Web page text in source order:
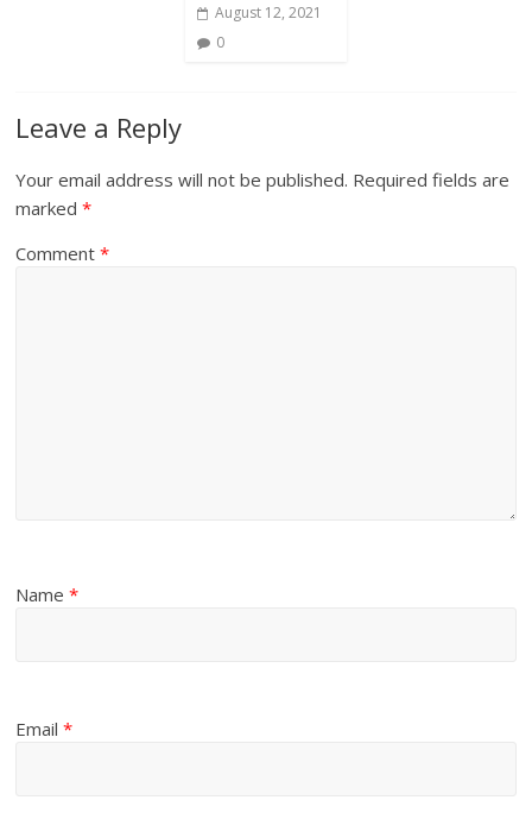
August 12, 2021
0
Leave a Reply
Your email address will not be published. Required fields are
marked*
Comment*
Name*
Email*